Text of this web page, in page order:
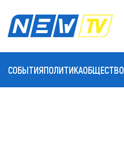
СОБЫТИЯПОЛИТИКАОБЩЕСТВО